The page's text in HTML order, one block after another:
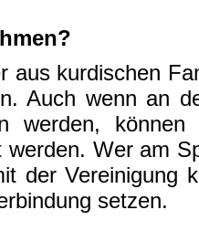
aus kurdischen
Auch wenn an
werden,
werden. Wer am
der Vereinigung
setzen.